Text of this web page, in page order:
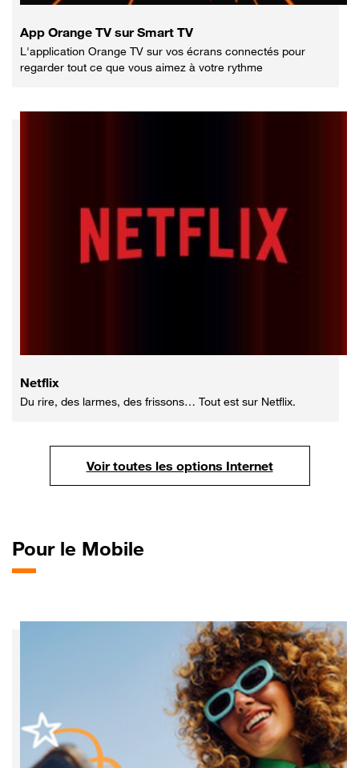
App Orange TV sur Smart TV
L'application Orange TV sur vos écrans connectés pour
regarder tout ce que vous aimez à votre rythme
Netflix
Du rire, des larmes, des frissons… Tout est sur Netflix.
Voir toutes les options Internet
Pourle Mobile